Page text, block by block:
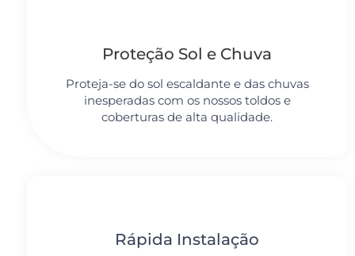
Proteção Sol e Chuva
Proteja-se do sol escaldante e das chuvas
inesperadas com os nossos toldos e
coberturas de alta qualidade.
Rápida Instalação